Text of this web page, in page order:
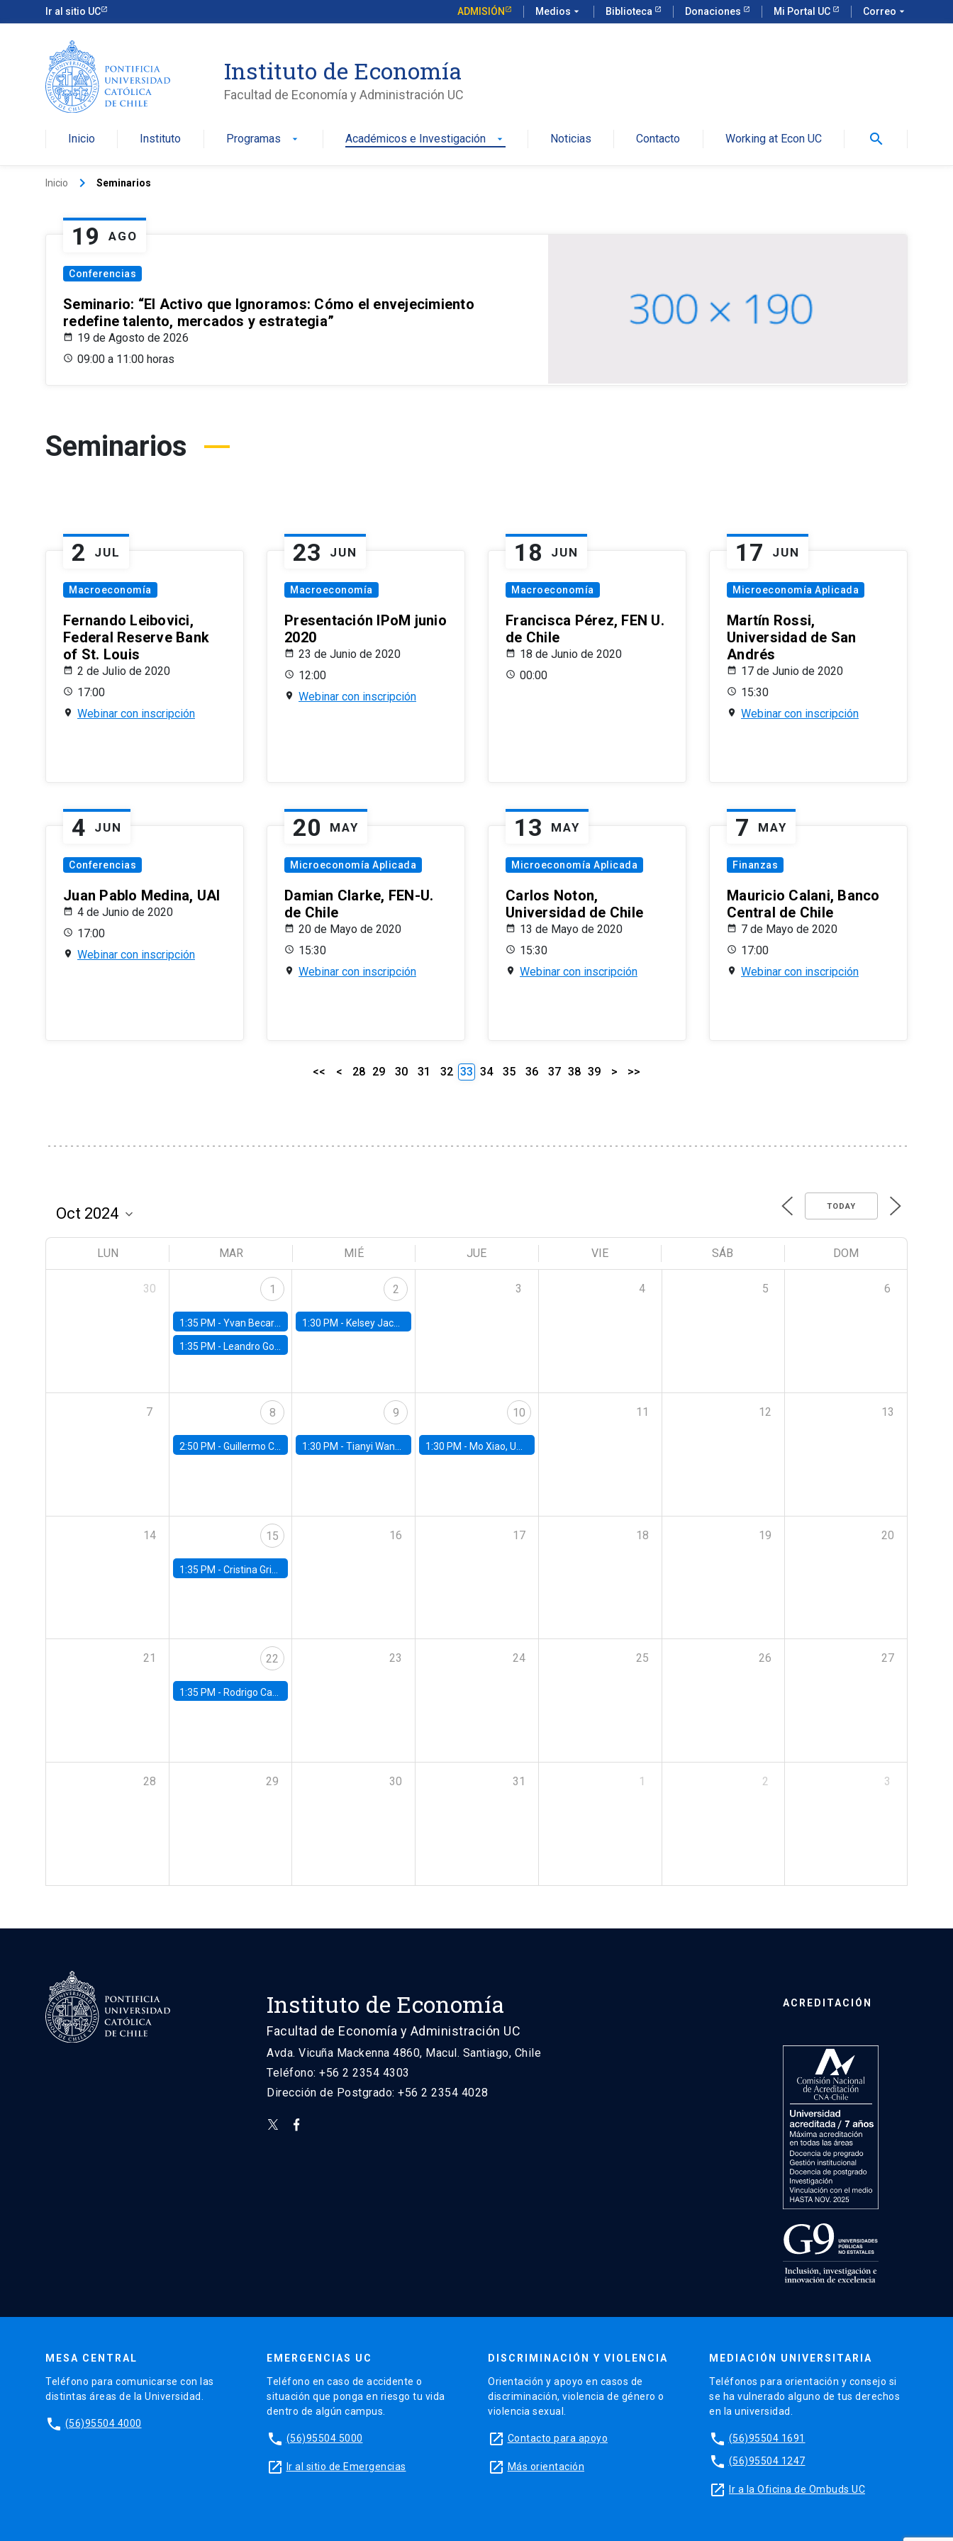
Ir al sitio UC ADMISIÓN Medios arrow_drop_down Biblioteca Donaciones Mi Portal UC Correo arrow_drop_down
Instituto de Economía
Facultad de Economía y Administración UC
Inicio Instituto Programas arrow_drop_down Académicos e Investigación arrow_drop_down Noticias Contacto Working at Econ UC search
Inicio keyboard_arrow_right Seminarios
19 AGO
Conferencias
Seminario: “El Activo que Ignoramos: Cómo el envejecimiento
redefine talento, mercados y estrategia”
19 de Agosto de 2026
09:00 a 11:00 horas
Seminarios
2 JUL
Macroeconomía
Fernando Leibovici,
Federal Reserve Bank
of St. Louis
2 de Julio de 2020
17:00
Webinar con inscripción
23 JUN
Macroeconomía
Presentación IPoM junio
2020
23 de Junio de 2020
12:00
Webinar con inscripción
18 JUN
Macroeconomía
Francisca Pérez, FEN U.
de Chile
18 de Junio de 2020
00:00
17 JUN
Microeconomía Aplicada
Martín Rossi,
Universidad de San
Andrés
17 de Junio de 2020
15:30
Webinar con inscripción
4 JUN
Conferencias
Juan Pablo Medina, UAI
4 de Junio de 2020
17:00
Webinar con inscripción
20 MAY
Microeconomía Aplicada
Damian Clarke, FEN-U.
de Chile
20 de Mayo de 2020
15:30
Webinar con inscripción
13 MAY
Microeconomía Aplicada
Carlos Noton,
Universidad de Chile
13 de Mayo de 2020
15:30
Webinar con inscripción
7 MAY
Finanzas
Mauricio Calani, Banco
Central de Chile
7 de Mayo de 2020
17:00
Webinar con inscripción
<< < 28 29 30 31 32 33 34 35 36 37 38 39 > >>
TODAY
LUN MAR MIÉ JUE VIE SÁB DOM
30 1
1:35 PM - Yvan Becard, PUC Río
1:35 PM - Leandro Gorno, FGV EPGE Brazilian School of Economics and Finance
2
1:30 PM - Kelsey Jack, UC Berkeley
3 4 5 6
7 8
2:50 PM - Guillermo Carlomagno, Banco Central de Chile
9
1:30 PM -Tianyi Wang, University of Toronto
10
1:30 PM - Mo Xiao, University of Arizona
11 12 13
14 15
1:35 PM - Cristina Griffa, Universidad de Chile
16 17 18 19 20
21 22
1:35 PM - Rodrigo Caputo, Usach
23 24 25 26 27
28 29 30 31 1 2 3
Instituto de Economía
Facultad de Economía y Administración UC
Avda. Vicuña Mackenna 4860, Macul. Santiago, Chile
Teléfono: +56 2 2354 4303
Dirección de Postgrado: +56 2 2354 4028
ACREDITACIÓN
MESA CENTRAL
Teléfono para comunicarse con las
distintas áreas de la Universidad.
phone (56)95504 4000
EMERGENCIAS UC
Teléfono en caso de accidente o
situación que ponga en riesgo tu vida
dentro de algún campus.
phone (56)95504 5000
launch Ir al sitio de Emergencias
DISCRIMINACIÓN Y VIOLENCIA
Orientación y apoyo en casos de
discriminación, violencia de género o
violencia sexual.
launch Contacto para apoyo
launch Más orientación
MEDIACIÓN UNIVERSITARIA
Teléfonos para orientación y consejo si
se ha vulnerado alguno de tus derechos
en la universidad.
phone (56)95504 1691
phone (56)95504 1247
launch Ir a la Oficina de Ombuds UC